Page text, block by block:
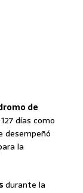
de
días como
desempeñó
la
durante la